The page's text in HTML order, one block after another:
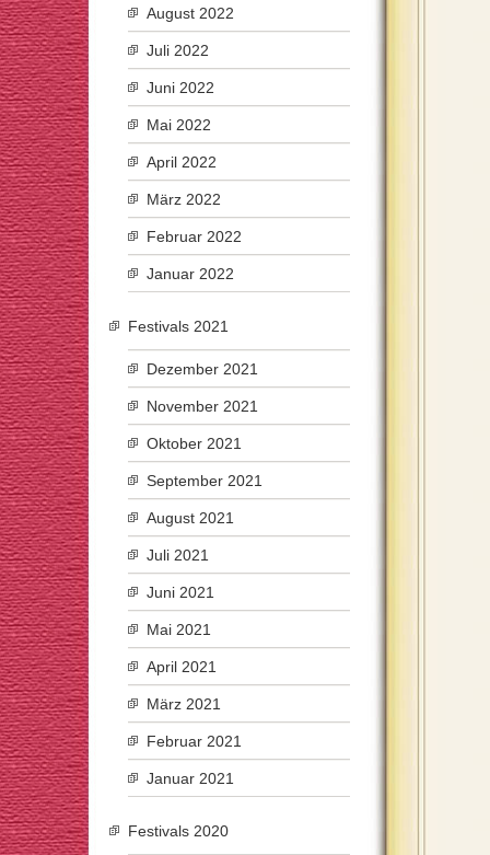
August 2022
Juli 2022
Juni 2022
Mai 2022
April 2022
März 2022
Februar 2022
Januar 2022
Festivals 2021
Dezember 2021
November 2021
Oktober 2021
September 2021
August 2021
Juli 2021
Juni 2021
Mai 2021
April 2021
März 2021
Februar 2021
Januar 2021
Festivals 2020